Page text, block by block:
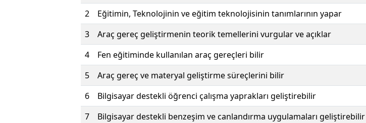
2
Eğitimin, Teknolojinin ve eğitim teknolojisinin tanımlarının yapar
3
Araç gereç geliştirmenin teorik temellerini vurgular ve açıklar
4
Fen eğitiminde kullanılan araç gereçleri bilir
5
Araç gereç ve materyal geliştirme süreçlerini bilir
6
Bilgisayar destekli öğrenci çalışma yaprakları geliştirebilir
7
Bilgisayar destekli benzeşim ve canlandırma uygulamaları geliştirebilir